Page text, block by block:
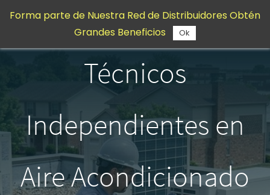
contenido
Técnicos
Independientes en
Aire Acondicionado
Forma parte de Nuestra Red de Distribuidores Obtén
Grandes Beneficios
Ok